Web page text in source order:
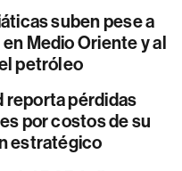
suben pese a
Medio Oriente y al
petróleo
reporta pérdidas
por costos de su
estratégico